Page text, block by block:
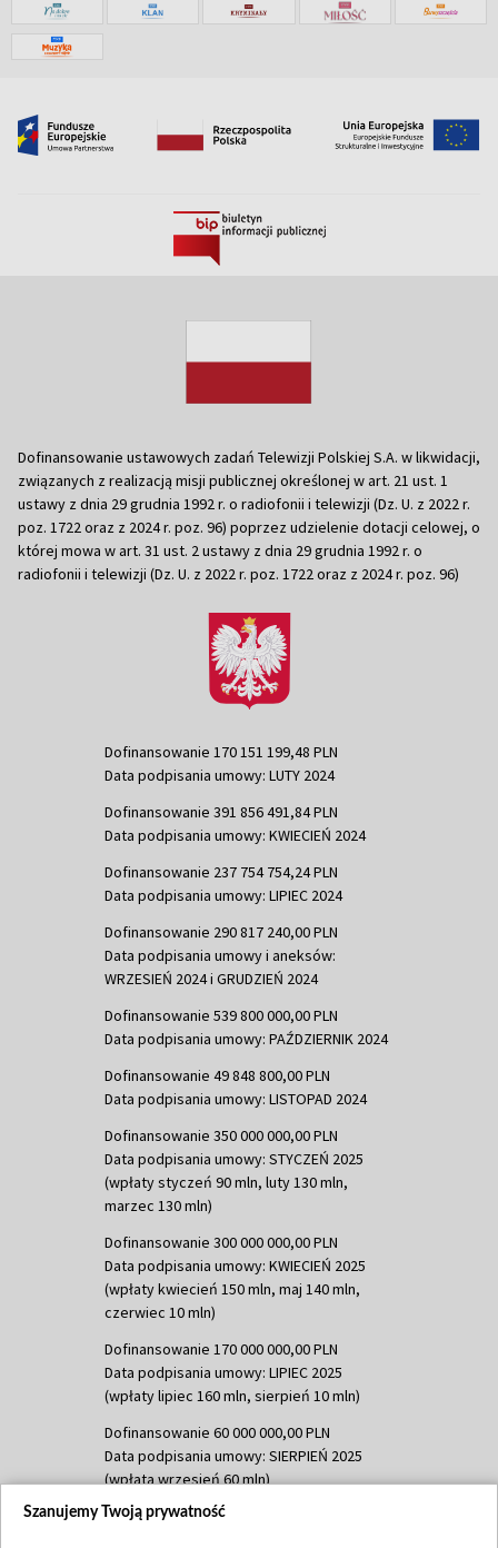
Dofinansowanie ustawowych zadań Telewizji Polskiej S.A. w likwidacji,
związanych z realizacją misji publicznej określonej w art. 21 ust. 1
ustawy z dnia 29 grudnia 1992 r. o radiofonii i telewizji (Dz. U. z 2022 r.
poz. 1722 oraz z 2024 r. poz. 96) poprzez udzielenie dotacji celowej, o
której mowa w art. 31 ust. 2 ustawy z dnia 29 grudnia 1992 r. o
radiofonii i telewizji (Dz. U. z 2022 r. poz. 1722 oraz z 2024 r. poz. 96)
Dofinansowanie 170 151 199,48 PLN
Data podpisania umowy: LUTY 2024
Dofinansowanie 391 856 491,84 PLN
Data podpisania umowy: KWIECIEŃ 2024
Dofinansowanie 237 754 754,24 PLN
Data podpisania umowy: LIPIEC 2024
Dofinansowanie 290 817 240,00 PLN
Data podpisania umowy i aneksów:
WRZESIEŃ 2024 i GRUDZIEŃ 2024
Dofinansowanie 539 800 000,00 PLN
Data podpisania umowy: PAŹDZIERNIK 2024
Dofinansowanie 49 848 800,00 PLN
Data podpisania umowy: LISTOPAD 2024
Dofinansowanie 350 000 000,00 PLN
Data podpisania umowy: STYCZEŃ 2025
(wpłaty styczeń 90 mln, luty 130 mln,
marzec 130 mln)
Dofinansowanie 300 000 000,00 PLN
Data podpisania umowy: KWIECIEŃ 2025
(wpłaty kwiecień 150 mln, maj 140 mln,
czerwiec 10 mln)
Dofinansowanie 170 000 000,00 PLN
Data podpisania umowy: LIPIEC 2025
(wpłaty lipiec 160 mln, sierpień 10 mln)
Dofinansowanie 60 000 000,00 PLN
Data podpisania umowy: SIERPIEŃ 2025
(wpłata wrzesień 60 mln)
Dofinansowanie 635 783 051,21 PLN
Szanujemy Twoją prywatność